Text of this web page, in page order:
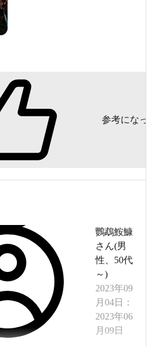
参考になった
鸚鵡鮟鱇
さん(男
性
50代
～)
2023年09
月04日
：
2023年06
月09日